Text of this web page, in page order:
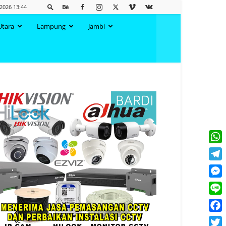
13:44
Lampung Jambi
Line